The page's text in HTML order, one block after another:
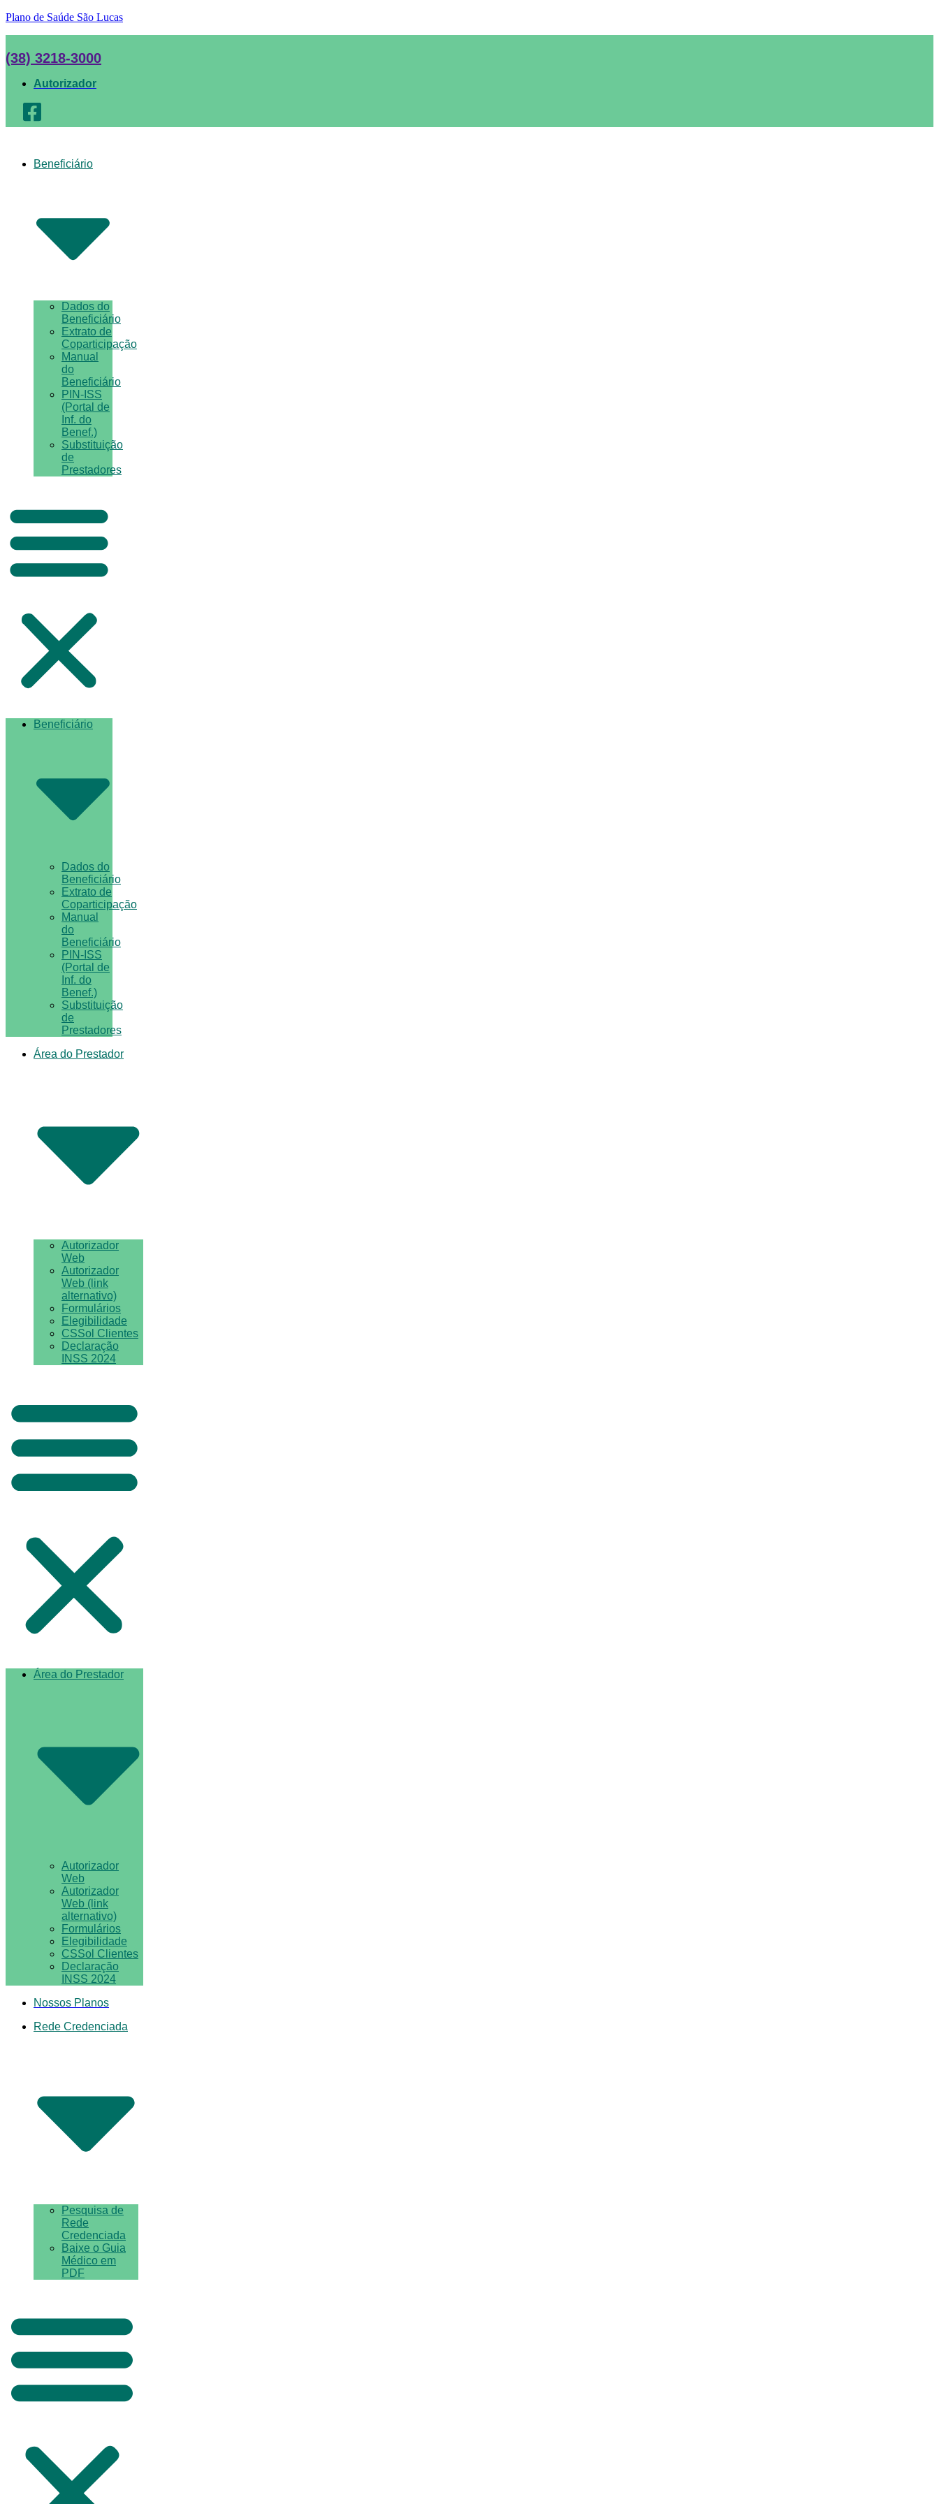
Plano de Saúde São Lucas
(38) 3218-3000
Autorizador
Beneficiário
Dados do
Beneficiário
Extrato de
Coparticipação
Manual
do
Beneficiário
PIN-ISS
(Portal de
Inf. do
Benef.)
Substituição
de
Prestadores
Beneficiário
Dados do
Beneficiário
Extrato de
Coparticipação
Manual
do
Beneficiário
PIN-ISS
(Portal de
Inf. do
Benef.)
Substituição
de
Prestadores
Área do Prestador
Autorizador
Web
Autorizador
Web (link
alternativo)
Formulários
Elegibilidade
CSSol Clientes
Declaração
INSS 2024
Área do Prestador
Autorizador
Web
Autorizador
Web (link
alternativo)
Formulários
Elegibilidade
CSSol Clientes
Declaração
INSS 2024
Nossos Planos
Rede Credenciada
Pesquisa de
Rede
Credenciada
Baixe o Guia
Médico em
PDF